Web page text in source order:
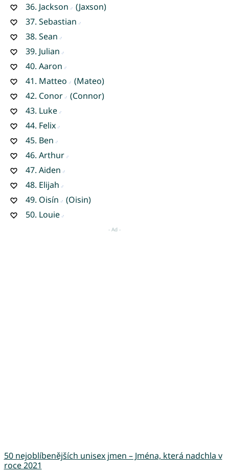
36. Jackson
(Jaxson)
37. Sebastian
38. Sean
39. Julian
40. Aaron
41. Matteo
(Mateo)
42. Conor
(Connor)
43. Luke
44. Felix
45. Ben
46. Arthur
47. Aiden
48. Elijah
49. Oisín
(Oisin)
50. Louie
50 nejoblíbenějších unisex jmen – Jména, která nadchla v
roce 2021